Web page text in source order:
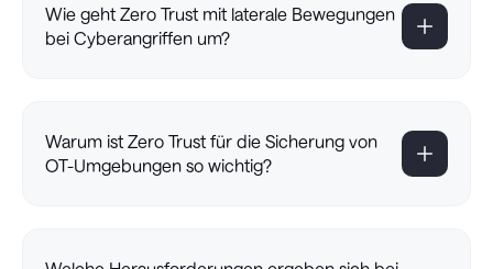
Wie geht Zero Trust mit laterale Bewegungen
bei Cyberangriffen um?
Warum ist Zero Trust für die Sicherung von
OT-Umgebungen so wichtig?